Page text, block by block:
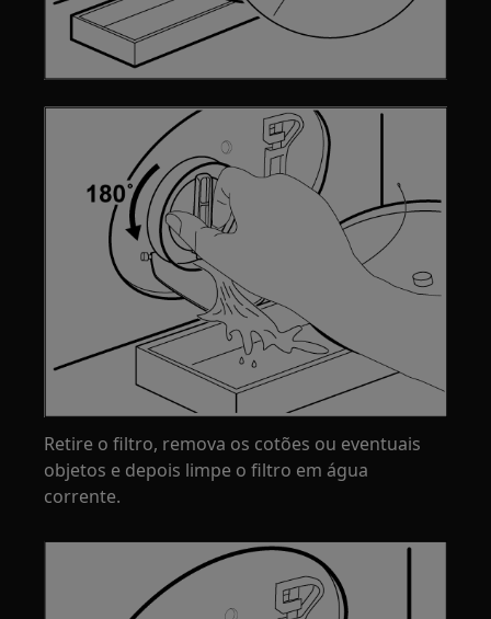
Retire o filtro, remova os cotões ou eventuais
objetos e depois limpe o filtro em água
corrente.